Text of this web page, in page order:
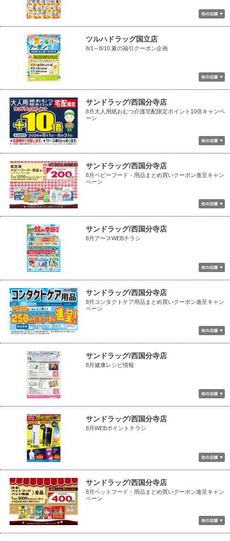
ツルハドラッグ国立店
8/1～8/10 夏の福引クーポン企画
サンドラッグ/西国分寺店
8月大人用紙おむつ介護宅配限定ポイント10倍キャンペ
ーン
サンドラッグ/西国分寺店
8月ベビーフード・用品まとめ買いクーポン進呈キャン
ペーン
サンドラッグ/西国分寺店
8月アースWEBチラシ
サンドラッグ/西国分寺店
8月コンタクトケア用品まとめ買いクーポン進呈キャン
ペーン
サンドラッグ/西国分寺店
8月健康レシピ情報
サンドラッグ/西国分寺店
8月WEBポイントチラシ
サンドラッグ/西国分寺店
8月ペットフード・用品まとめ買いクーポン進呈キャン
ペーン